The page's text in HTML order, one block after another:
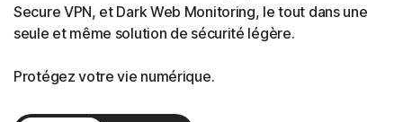
Secure VPN, et Dark Web Monitoring, le tout dans une
seule et même solution de sécurité légère.
Protégez votre vie numérique.